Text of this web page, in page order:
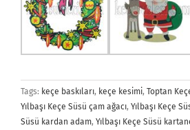
Tags: keçe baskıları, keçe kesimi, Toptan
Yılbaşı Keçe Süsü çam ağacı, Yılbaşı Keçe
Süsü kardan adam, Yılbaşı Keçe Süsü